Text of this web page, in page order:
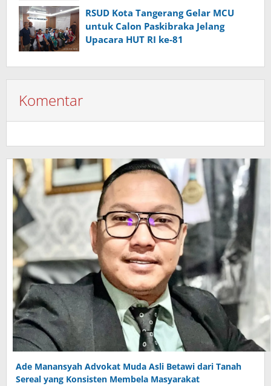
RSUD Kota Tangerang Gelar MCU
untuk Calon Paskibraka Jelang
Upacara HUT RI ke-81
Komentar
Ade Manansyah Advokat Muda Asli Betawi dari Tanah
Sereal yang Konsisten Membela Masyarakat